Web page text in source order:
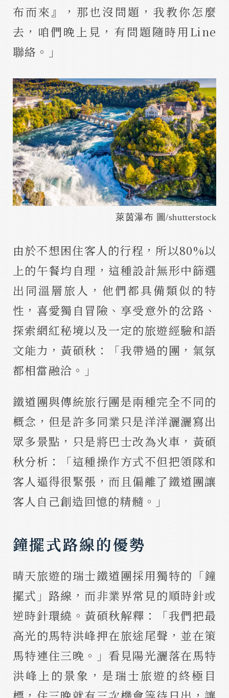
布而來』，那也沒問題，我教你怎麼
去，咱們晚上見，有問題隨時用Line
聯絡。」
萊茵瀑布 圖/shutterstock
由於不想困住客人的行程，所以80%以
上的午餐均自理，這種設計無形中篩選
出同溫層旅人，他們都具備類似的特
性，喜愛獨自冒險、享受意外的岔路、
探索網紅秘境以及一定的旅遊經驗和語
文能力，黃碩秋：「我帶過的團，氣氛
都相當融洽。｣
鐵道團與傳統旅行團是兩種完全不同的
概念，但是許多同業只是洋洋灑灑寫出
眾多景點，只是將巴士改為火車，黃碩
秋分析：「這種操作方式不但把領隊和
客人逼得很緊張，而且偏離了鐵道團讓
客人自己創造回憶的精髓。｣
鐘擺式路線的優勢
晴天旅遊的瑞士鐵道團採用獨特的「鐘
擺式」路線，而非業界常見的順時針或
逆時針環繞。黃碩秋解釋：「我們把最
高光的馬特洪峰押在旅途尾聲，並在策
馬特連住三晚。」看見陽光灑落在馬特
洪峰上的景象，是瑞士旅遊的終極目